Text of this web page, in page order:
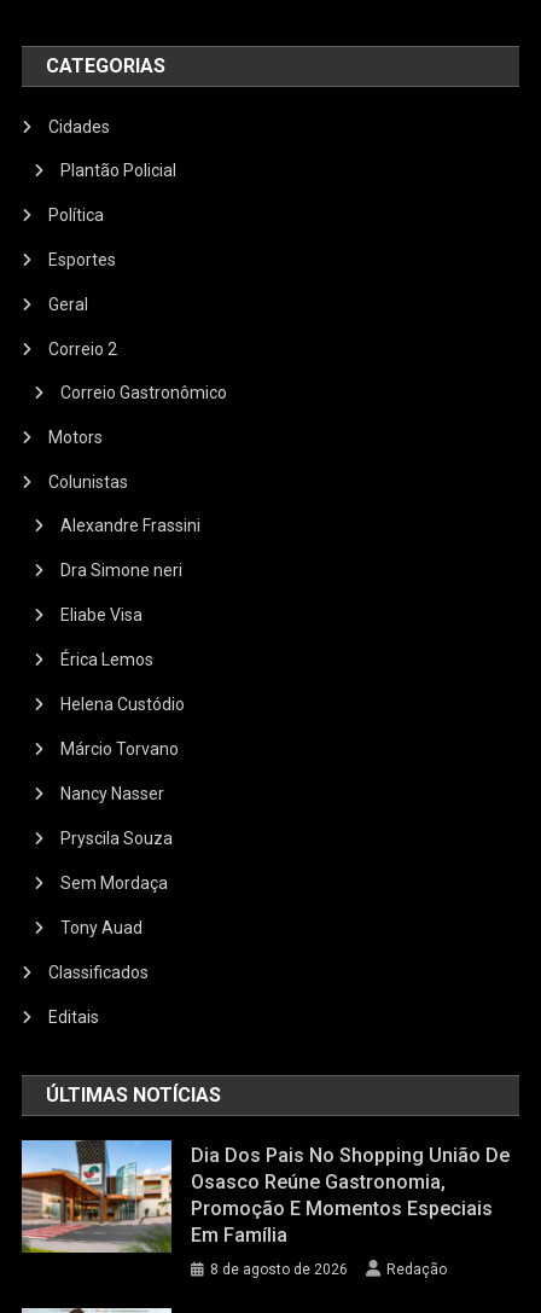
CATEGORIAS
Cidades
Plantão Policial
Política
Esportes
Geral
Correio 2
Correio Gastronômico
Motors
Colunistas
Alexandre Frassini
Dra Simone neri
Eliabe Visa
Érica Lemos
Helena Custódio
Márcio Torvano
Nancy Nasser
Pryscila Souza
Sem Mordaça
Tony Auad
Classificados
Editais
ÚLTIMAS NOTÍCIAS
Dia Dos Pais No Shopping União De
Osasco Reúne Gastronomia,
Promoção E Momentos Especiais
Em Família
8 de agosto de 2026 Redação